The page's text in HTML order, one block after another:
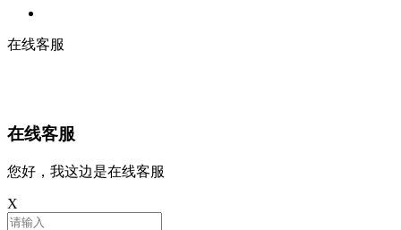
在线客服
在线客服
您好，我这边是在线客服
X